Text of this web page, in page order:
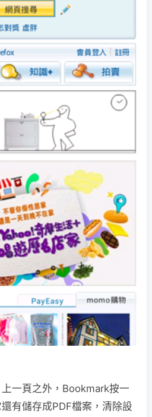
一頁之外，Bookmark按一
有儲存成PDF檔案，清除設